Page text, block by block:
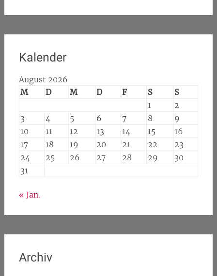
Kalender
August 2026
M
D M D F S
S
1
2
3
4 5 6 7 8
9
10
11 12 13 14 15
16
17
18 19 20 21 22
23
24
25 26 27 28 29
30
31
« Jan.
Archiv